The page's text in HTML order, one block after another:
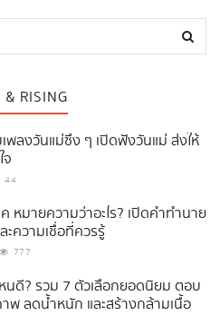
& RISING
พลงวันแม่ซึ้ง ๆ เปิดฟังวันแม่ ส่งให้
44
มายความว่าอะไร? เปิดคำทำนาย
ะความเชื่อที่ควรรู้
777
นดี? รวม 7 ตัวเลือกยอดนิยม ตอบ
พ ลดน้ำหนัก และสร้างกล้ามเนื้อ